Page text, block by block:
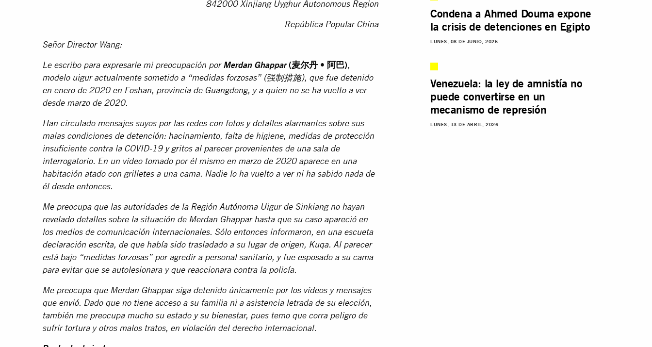
842000 Xinjiang Uyghur Autonomous Region
República Popular China
Señor Director Wang:
Le escribo para expresarle mi preocupación por Merdan Ghappar (麦尔丹 • 阿巴),
modelo uigur actualmente sometido a “medidas forzosas” (强制措施), que fue detenido
en enero de 2020 en Foshan, provincia de Guangdong, y a quien no se ha vuelto a ver
desde marzo de 2020.
Han circulado mensajes suyos por las redes con fotos y detalles alarmantes sobre sus
malas condiciones de detención: hacinamiento, falta de higiene, medidas de protección
insuficiente contra la COVID-19 y gritos al parecer provenientes de una sala de
interrogatorio. En un vídeo tomado por él mismo en marzo de 2020 aparece en una
habitación atado con grilletes a una cama. Nadie lo ha vuelto a ver ni ha sabido nada de
él desde entonces.
Me preocupa que las autoridades de la Región Autónoma Uigur de Sinkiang no hayan
revelado detalles sobre la situación de Merdan Ghappar hasta que su caso apareció en
los medios de comunicación internacionales. Sólo entonces informaron, en una escueta
declaración escrita, de que había sido trasladado a su lugar de origen, Kuqa. Al parecer
está bajo “medidas forzosas” por agredir a personal sanitario, y fue esposado a su cama
para evitar que se autolesionara y que reaccionara contra la policía.
Me preocupa que Merdan Ghappar siga detenido únicamente por los vídeos y mensajes
que envió. Dado que no tiene acceso a su familia ni a asistencia letrada de su elección,
también me preocupa mucho su estado y su bienestar, pues temo que corra peligro de
sufrir tortura y otros malos tratos, en violación del derecho internacional.
Condena a Ahmed Douma expone
la crisis de detenciones en Egipto
LUNES, 08 DE JUNIO, 2026
Venezuela: la ley de amnistía no
puede convertirse en un
mecanismo de represión
LUNES, 13 DE ABRIL, 2026